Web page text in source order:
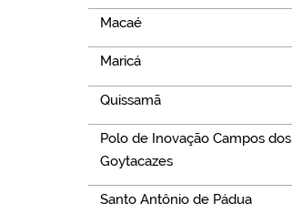
Macaé
Maricá
Quissamã
Polo de Inovação Campos dos
Goytacazes
Santo Antônio de Pádua